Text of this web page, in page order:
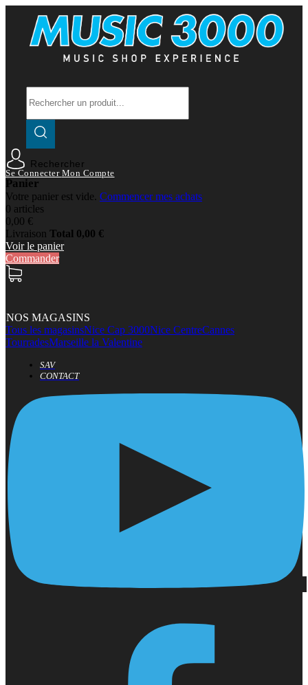
Rechercher
Se Connecter Mon Compte
Panier
Votre panier est vide. Commencer mes achats
0 articles
0,00 €
Livraison Total 0,00 €
Voir le panier
Commander
NOS MAGASINS
Tous les magasinsNice Cap 3000Nice CentreCannes
TourradesMarseille la Valentine
SAV
CONTACT